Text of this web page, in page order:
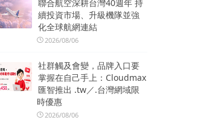
聯合航空深耕台灣40週年 持
續投資市場、升級機隊並強
化全球航網連結
2026/08/06
社群觸及會變，品牌入口要
掌握在自己手上：Cloudmax
匯智推出 .tw／.台灣網域限
時優惠
2026/08/06